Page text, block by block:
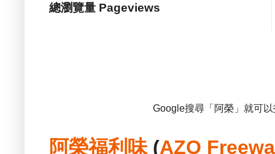
總瀏覽量 Pageviews
Google搜尋「阿榮」就可
阿榮福利味(AZO